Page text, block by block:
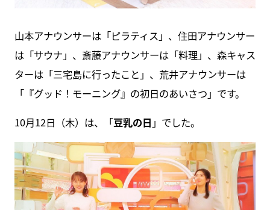
山本アナウンサーは「ピラティス」、住田アナウンサー
は「サウナ」、斎藤アナウンサーは「料理」、森キャス
ターは「三宅島に行ったこと」、荒井アナウンサーは
「『グッド！モーニング』の初日のあいさつ」です。
10月12日（木）は、「豆乳の日 」でした。